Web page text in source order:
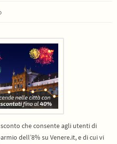
che consente agli utenti di
dell’8% su Venere.it, e di cui vi